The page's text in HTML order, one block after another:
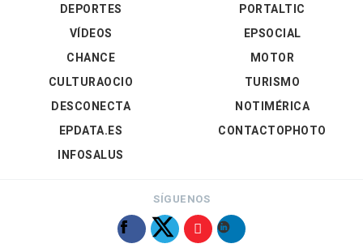
DEPORTES
VÍDEOS
PORTALTIC
EPSOCIAL
CHANCE
CULTURAOCIO
DESCONECTA
EPDATA.ES
INFOSALUS
MOTOR
TURISMO
NOTIMÉRICA
CONTACTOPHOTO
SÍGUENOS